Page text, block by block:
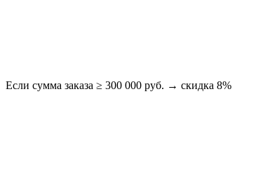
Если сумма заказа ≥ 300 000 руб. → скидка 8%